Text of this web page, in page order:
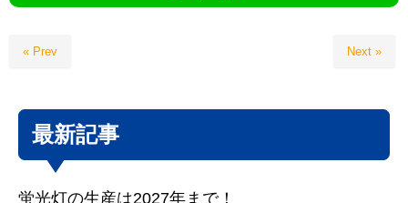
« Prev Next »
最新記事
蛍光灯の生産は2027年まで！